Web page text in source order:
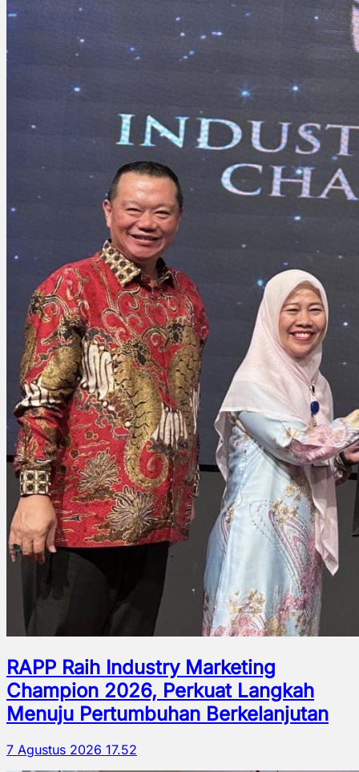
RAPP Raih Industry Marketing
Champion 2026, Perkuat Langkah
Menuju Pertumbuhan Berkelanjutan
7 Agustus 2026 17.52